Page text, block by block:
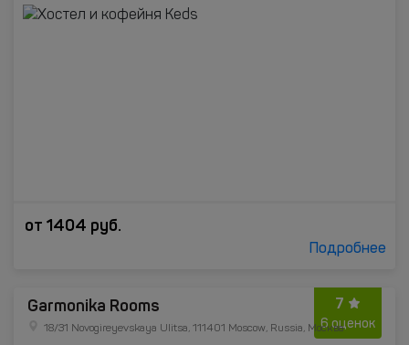
от 1404 руб.
Подробнее
7
6 оценок
Garmonika Rooms
18/31 Novogireyevskaya Ulitsa, 111401 Moscow, Russia, Москва